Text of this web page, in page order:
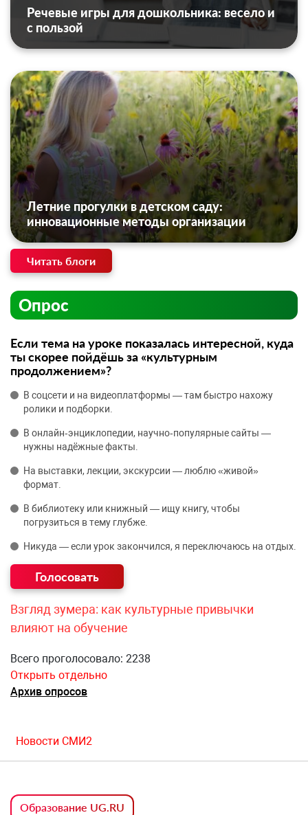
Речевые игры для дошкольника: весело и
с пользой
Летние прогулки в детском саду:
инновационные методы организации
Читать блоги
Опрос
Если тема на уроке показалась интересной, куда
ты скорее пойдёшь за «культурным
продолжением»?
В соцсети и на видеоплатформы — там быстро нахожу
ролики и подборки.
В онлайн‑энциклопедии, научно‑популярные сайты —
нужны надёжные факты.
На выставки, лекции, экскурсии — люблю «живой»
формат.
В библиотеку или книжный — ищу книгу, чтобы
погрузиться в тему глубже.
Никуда — если урок закончился, я переключаюсь на отдых.
Взгляд зумера: как культурные привычки
влияют на обучение
Всего проголосовало: 2238
Открыть отдельно
Архив опросов
Новости СМИ2
Образование UG.RU